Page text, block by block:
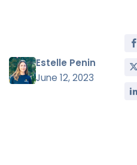
Estelle Penin
June 12, 2023